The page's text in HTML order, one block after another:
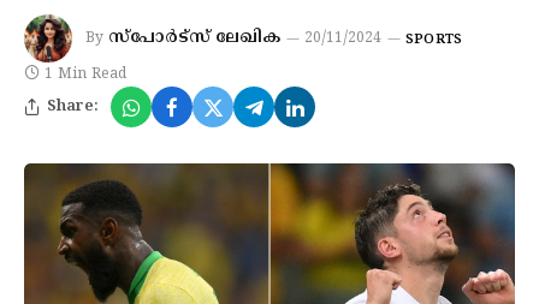
By സ്‌പോര്‍ട്‌സ് ലേഖിക 20/11/2024 SPORTS
1 Min Read
Share: